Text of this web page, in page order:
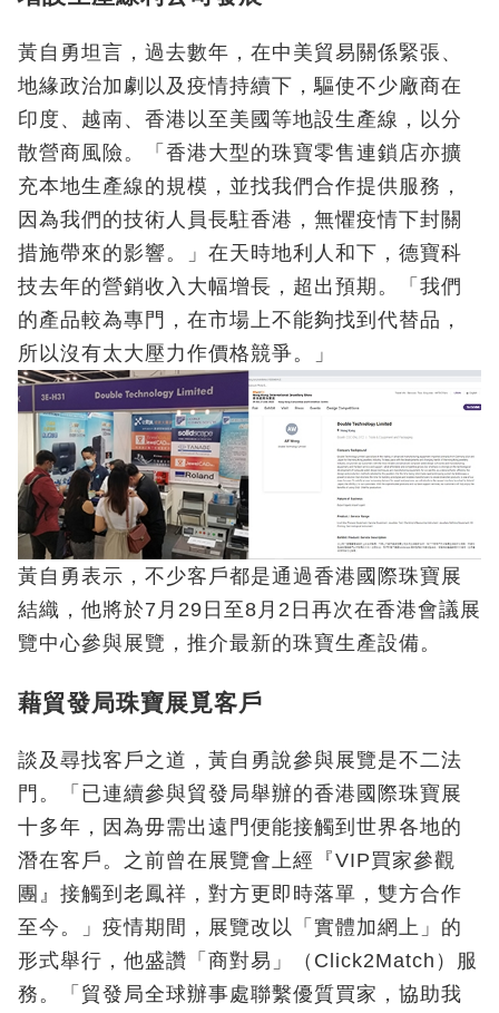
黃自勇坦言，過去數年，在中美貿易關係緊張、
地緣政治加劇以及疫情持續下，驅使不少廠商在
印度、越南、香港以至美國等地設生產線，以分
散營商風險。「香港大型的珠寶零售連鎖店亦擴
充本地生產線的規模，並找我們合作提供服務，
因為我們的技術人員長駐香港，無懼疫情下封關
措施帶來的影響。」在天時地利人和下，德寶科
技去年的營銷收入大幅增長，超出預期。「我們
的產品較為專門，在市場上不能夠找到代替品，
所以沒有太大壓力作價格競爭。」
黃自勇表示，不少客戶都是通過香港國際珠寶展
結織，他將於7月29日至8月2日再次在香港會議展
覽中心參與展覽，推介最新的珠寶生產設備。
藉貿發局珠寶展覓客戶
談及尋找客戶之道，黃自勇說參與展覽是不二法
門。「已連續參與貿發局舉辦的香港國際珠寶展
十多年，因為毋需出遠門便能接觸到世界各地的
潛在客戶。之前曾在展覽會上經『VIP買家參觀
團』接觸到老鳳祥，對方更即時落單，雙方合作
至今。」疫情期間，展覽改以「實體加網上」的
形式舉行，他盛讚「商對易」（Click2Match）服
務。「貿發局全球辦事處聯繫優質買家，協助我